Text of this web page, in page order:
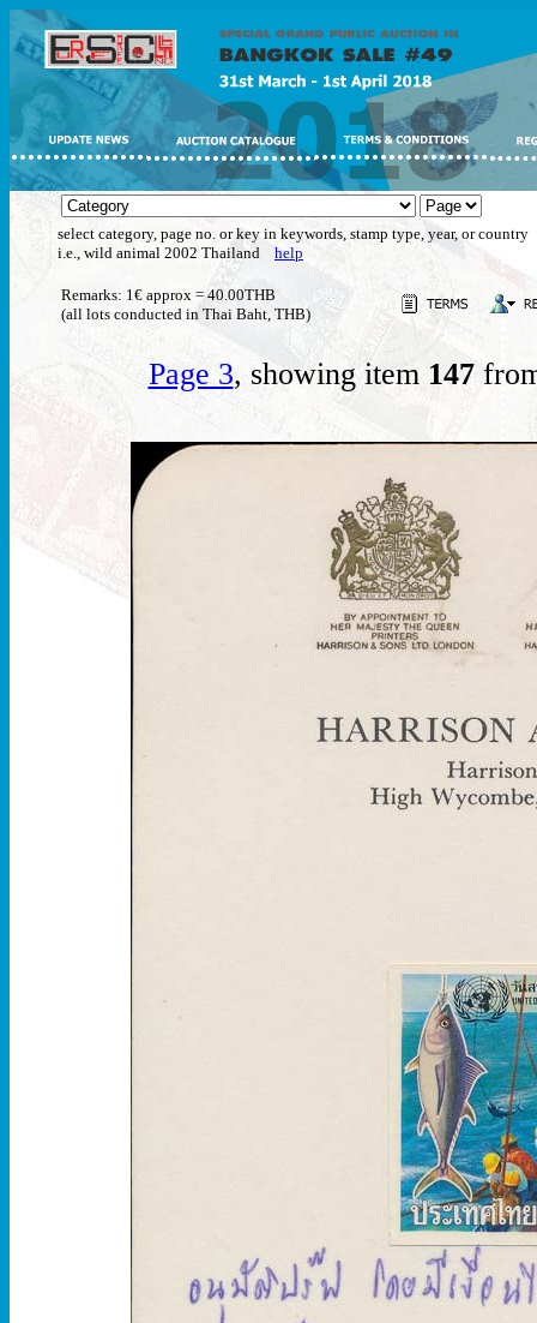
select category, page no. or key in keywords, stamp type, year, or country
i.e., wild animal 2002 Thailand help
Remarks: 1€ approx = 40.00THB
(all lots conducted in Thai Baht, THB)
Page 3, showing item 147